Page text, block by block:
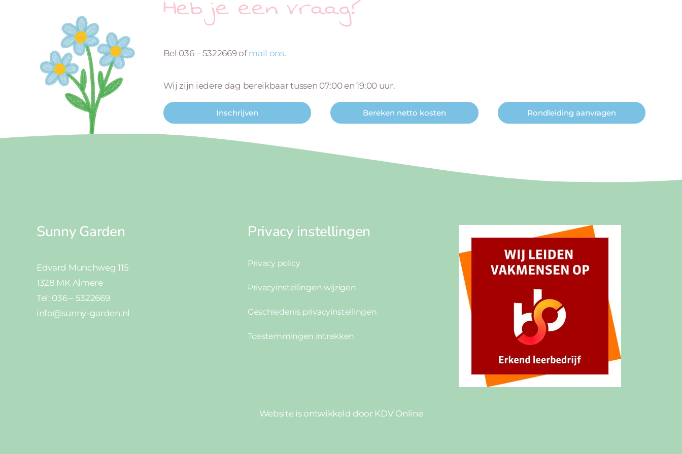
Bel 036 – 5322669 of mail ons.
Wij zijn iedere dag bereikbaar tussen 07:00 en 19:00 uur.
Inschrijven Bereken netto kosten Rondleiding aanvragen
Sunny Garden
Edvard Munchweg 115
1328 MK Almere
Tel: 036 – 5322669
info@sunny-garden.nl
Privacy instellingen
Privacy policy
Privacyinstellingen wijzigen
Geschiedenis privacyinstellingen
Toestemmingen intrekken
Website is ontwikkeld door KDV Online